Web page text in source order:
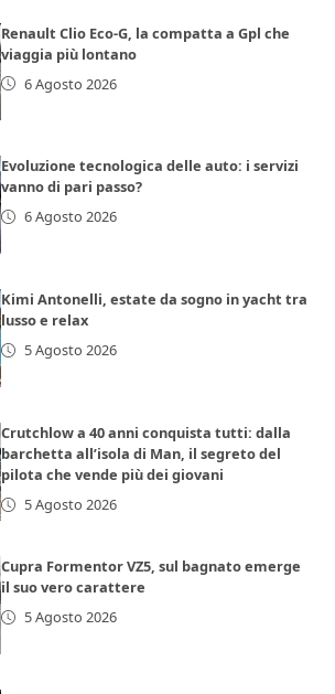
Renault Clio Eco-G, la compatta a Gpl che
viaggia più lontano
6 Agosto 2026
Evoluzione tecnologica delle auto: i servizi
vanno di pari passo?
6 Agosto 2026
Kimi Antonelli, estate da sogno in yacht tra
lusso e relax
5 Agosto 2026
Crutchlow a 40 anni conquista tutti: dalla
barchetta all’isola di Man, il segreto del
pilota che vende più dei giovani
5 Agosto 2026
Cupra Formentor VZ5, sul bagnato emerge
il suo vero carattere
5 Agosto 2026